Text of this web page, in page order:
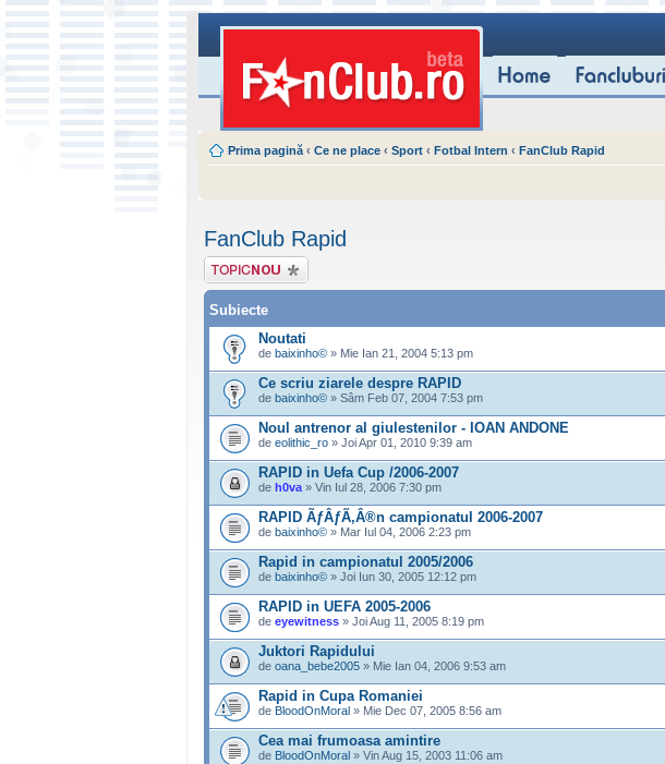
Prima pagină ‹ Ce ne place ‹ Sport ‹ Fotbal Intern ‹ FanClub Rapid
FanClub Rapid
Scrie un subiect
nou
Subiecte
Noutati
de baixinho© » Mie Ian 21, 2004 5:13 pm
Ce scriu ziarele despre RAPID
de baixinho© » Sâm Feb 07, 2004 7:53 pm
Noul antrenor al giulestenilor - IOAN ANDONE
de eolithic_ro » Joi Apr 01, 2010 9:39 am
RAPID in Uefa Cup /2006-2007
de h0va » Vin Iul 28, 2006 7:30 pm
RAPID ÃƒÂƒÃ‚Â®n campionatul 2006-2007
de baixinho© » Mar Iul 04, 2006 2:23 pm
Rapid in campionatul 2005/2006
de baixinho© » Joi Iun 30, 2005 12:12 pm
RAPID in UEFA 2005-2006
de eyewitness » Joi Aug 11, 2005 8:19 pm
Juktori Rapidului
de oana_bebe2005 » Mie Ian 04, 2006 9:53 am
Rapid in Cupa Romaniei
de BloodOnMoral » Mie Dec 07, 2005 8:56 am
Cea mai frumoasa amintire
de BloodOnMoral » Vin Aug 15, 2003 11:06 am